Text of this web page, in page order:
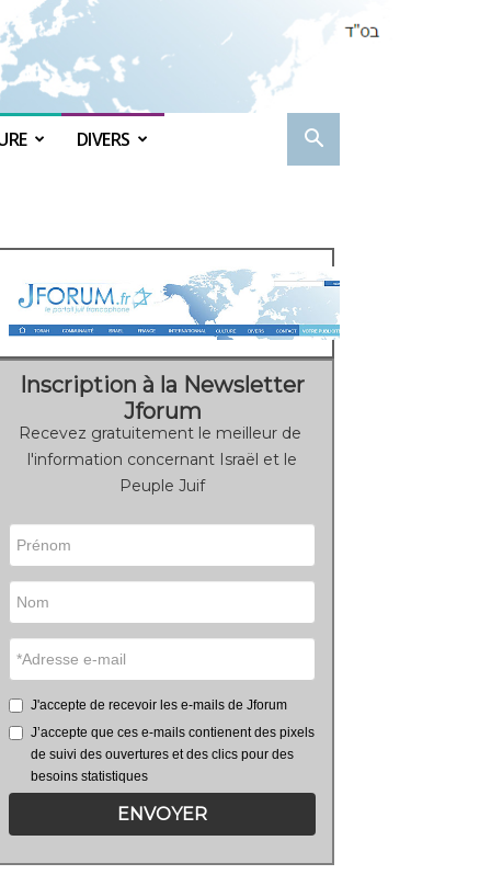
DIVERS
Inscription à la Newsletter
Jforum
Recevez gratuitement le meilleur de
l'information concernant Israël et le
Peuple Juif
J'accepte de recevoir les e-mails de Jforum
J’accepte que ces e-mails contienent des pixels
de suivi des ouvertures et des clics pour des
besoins statistiques
ENVOYER